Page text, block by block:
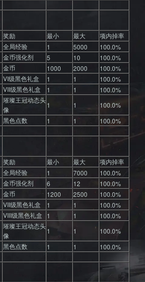
奖励 最小 最大
项内掉率
全局经验 1 5000
100.0%
金币强化剂 5 10
100.0%
金币 1000 2000
100.0%
VI级黑色礼盒 1 1
100.0%
VII级黑色礼盒 1 1
100.0%
璀璨王冠动态头
像
1 1
100.0%
黑色点数 1 1 100.0%
奖励 最小 最大
项内掉率
全局经验 1 7000
100.0%
金币强化剂 6 12
100.0%
金币 1200 2500
100.0%
VII级黑色礼盒 1 1
100.0%
VIII级黑色礼盒 1 1
100.0%
璀璨王冠动态头
像
1 1
100.0%
黑色点数 1 1 100.0%